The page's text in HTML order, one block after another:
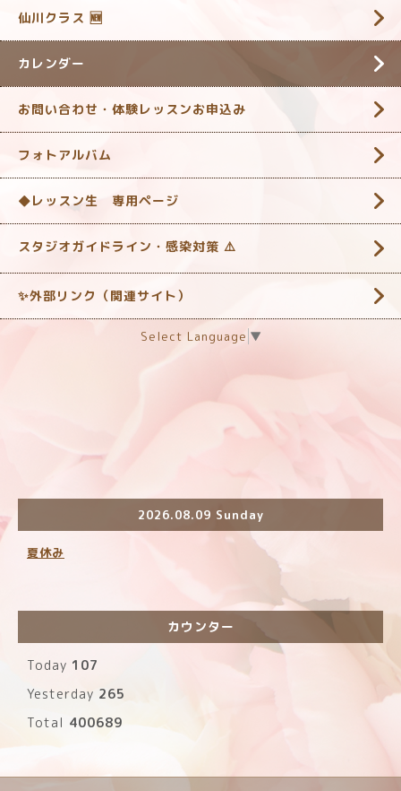
仙川クラス 🆕
カレンダー
お問い合わせ・体験レッスンお申込み
フォトアルバム
◆レッスン生 専用ページ
スタジオガイドライン・感染対策 ‎⚠️
✨外部リンク（関連サイト）
Select Language ▼
2026.08.09 Sunday
夏休み
カウンター
Today 107
Yesterday 265
Total 400689